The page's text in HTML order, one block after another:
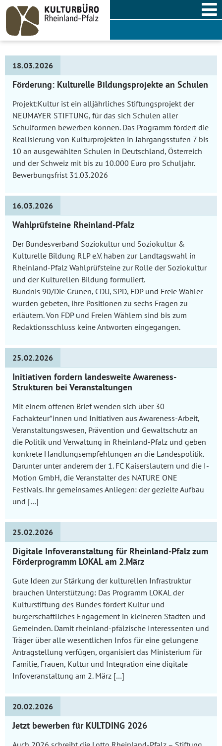
Skip
content
Aktuelle
Nachrichten
18.03.2026
Förderung: Kulturelle Bildungsprojekte an Schulen
Projekt:Kultur ist ein alljährliches Stiftungsprojekt der
NEUMAYER STIFTUNG, für das sich Schulen aller
Schulformen bewerben können. Das Programm fördert die
Realisierung von Kulturprojekten in Jahrgangsstufen 7 bis
10 an ausgewählten Schulen in Deutschland, Österreich
und der Schweiz mit bis zu 10.000 Euro pro Schuljahr.
Bewerbungsfrist 31.03.2026
16.03.2026
Wahlprüfsteine Rheinland-Pfalz
Der Bundesverband Soziokultur und Soziokultur &
Kulturelle Bildung RLP e.V. haben zur Landtagswahl in
Rheinland-Pfalz Wahlprüfsteine zur Rolle der Soziokultur
und der Kulturellen Bildung formuliert.
Bündnis 90/Die Grünen, CDU, SPD, FDP und Freie Wähler
wurden gebeten, ihre Positionen zu sechs Fragen zu
erläutern. Von FDP und Freien Wählern sind bis zum
Redaktionsschluss keine Antworten eingegangen.
25.02.2026
Initiativen fordern landesweite Awareness-
Strukturen bei Veranstaltungen
Mit einem offenen Brief wenden sich über 30
Fachakteur*innen und Initiativen aus Awareness-Arbeit,
Veranstaltungswesen, Prävention und Gewaltschutz an
die Politik und Verwaltung in Rheinland-Pfalz und geben
konkrete Handlungsempfehlungen an die Landespolitik.
Darunter unter anderem der 1. FC Kaiserslautern und die I-
Motion GmbH, die Veranstalter des NATURE ONE
Festivals. Ihr gemeinsames Anliegen: der gezielte Aufbau
und […]
25.02.2026
Digitale Infoveranstaltung für Rheinland-Pfalz zum
Förderprogramm LOKAL am 2.März
Gute Ideen zur Stärkung der kulturellen Infrastruktur
brauchen Unterstützung: Das Programm LOKAL der
Kulturstiftung des Bundes fördert Kultur und
bürgerschaftliches Engagement in kleineren Städten und
Gemeinden. Damit rheinland-pfälzische Interessenten und
Träger über alle wesentlichen Infos für eine gelungene
Antragstellung verfügen, organisiert das Ministerium für
Familie, Frauen, Kultur und Integration eine digitale
Infoveranstaltung am 2. März […]
20.02.2026
Jetzt bewerben für KULTDING 2026